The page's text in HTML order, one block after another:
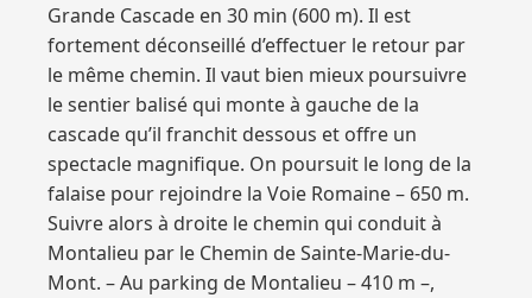
Grande Cascade en 30 min (600 m). Il est
fortement déconseillé d’effectuer le retour par
le même chemin. Il vaut bien mieux poursuivre
le sentier balisé qui monte à gauche de la
cascade qu’il franchit dessous et offre un
spectacle magnifique. On poursuit le long de la
falaise pour rejoindre la Voie Romaine – 650 m.
Suivre alors à droite le chemin qui conduit à
Montalieu par le Chemin de Sainte-Marie-du-
Mont. – Au parking de Montalieu – 410 m –,